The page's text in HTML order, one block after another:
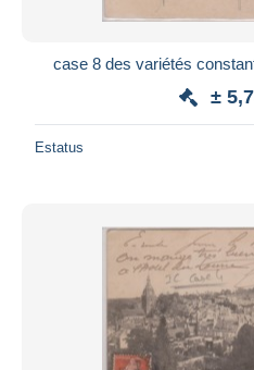
case 8 des variétés
±
Estatus